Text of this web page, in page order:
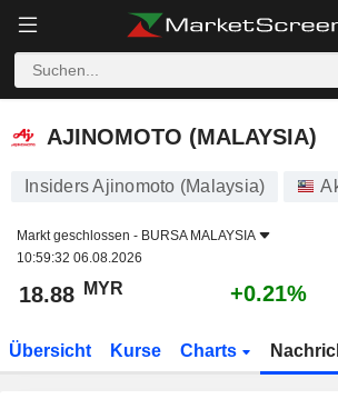
AJINOMOTO (MALAYSIA)
AJINOMOTO (MALAYSIA)
Insiders Ajinomoto (Malaysia)
Markt geschlossen - BURSA MALAYSIA
10:59:32 06.08.2026
18.88 MYR +0.21%
Übersicht Kurse Charts